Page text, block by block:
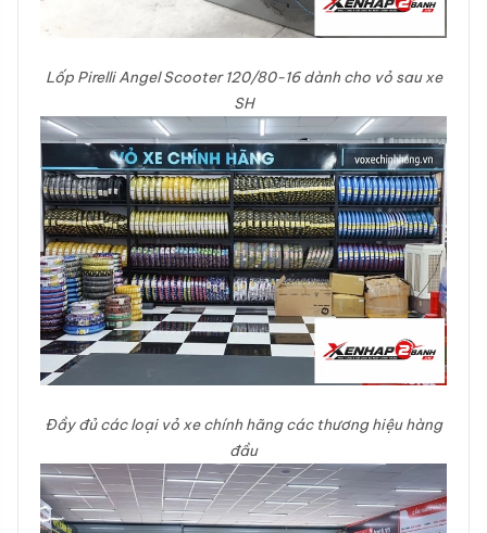
Lốp Pirelli Angel Scooter 120/80-16 dành cho vỏ sau xe
SH
Đầy đủ các loại vỏ xe chính hãng các thương hiệu hàng
đầu